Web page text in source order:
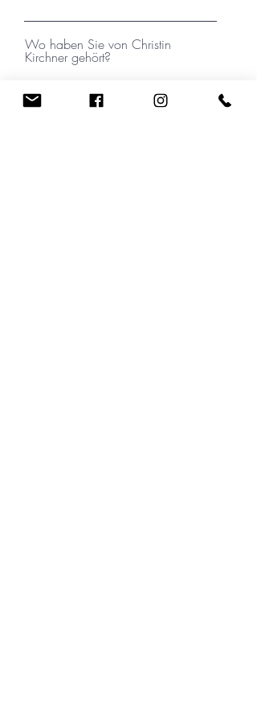
Wo haben Sie von Christin
Kirchner gehört?